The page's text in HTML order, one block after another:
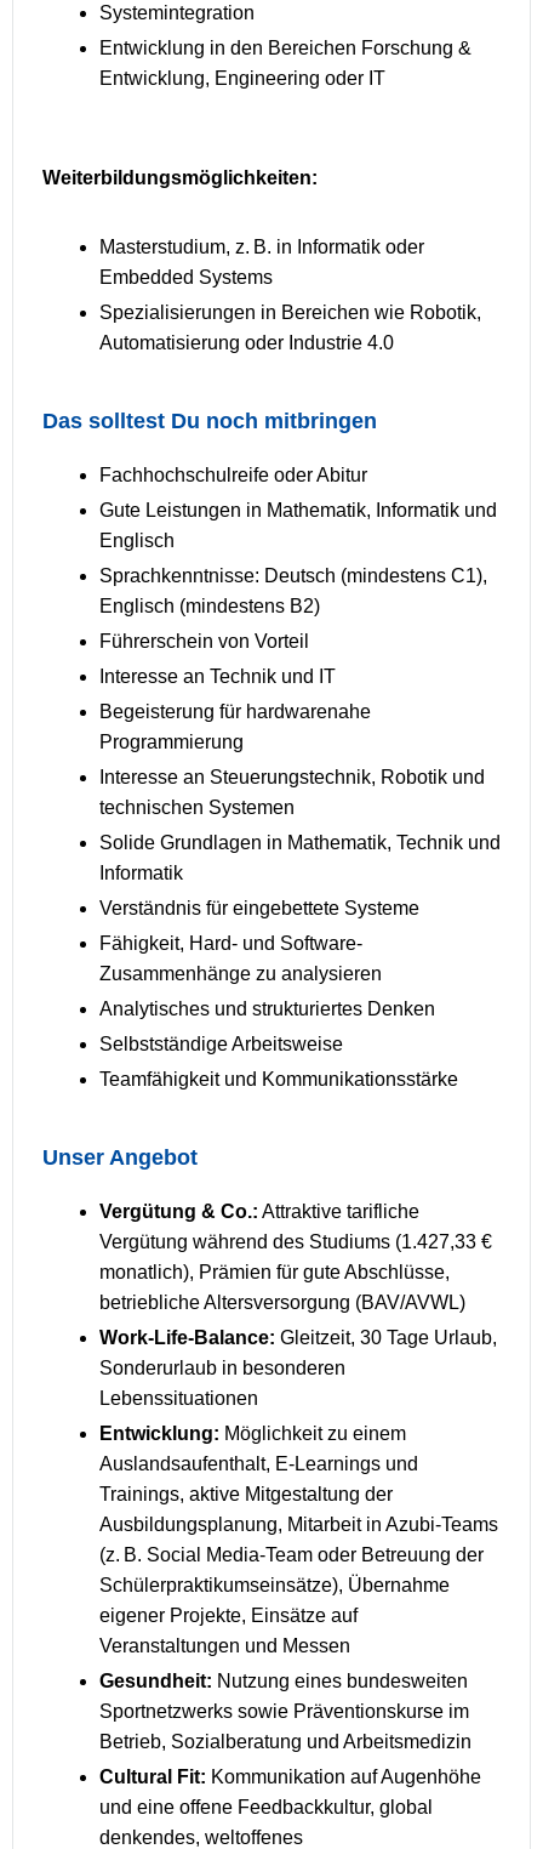
Systemintegration
Entwicklung in den Bereichen Forschung &
Entwicklung, Engineering oder IT
Weiterbildungsmöglichkeiten:
Masterstudium, z. B. in Informatik oder
Embedded Systems
Spezialisierungen in Bereichen wie Robotik,
Automatisierung oder Industrie 4.0
Das solltest Du noch mitbringen
Fachhochschulreife oder Abitur
Gute Leistungen in Mathematik, Informatik und
Englisch
Sprachkenntnisse: Deutsch (mindestens C1),
Englisch (mindestens B2)
Führerschein von Vorteil
Interesse an Technik und IT
Begeisterung für hardwarenahe
Programmierung
Interesse an Steuerungstechnik, Robotik und
technischen Systemen
Solide Grundlagen in Mathematik, Technik und
Informatik
Verständnis für eingebettete Systeme
Fähigkeit, Hard- und Software-
Zusammenhänge zu analysieren
Analytisches und strukturiertes Denken
Selbstständige Arbeitsweise
Teamfähigkeit und Kommunikationsstärke
Unser Angebot
Vergütung & Co.: Attraktive tarifliche
Vergütung während des Studiums (1.427,33 €
monatlich), Prämien für gute Abschlüsse,
betriebliche Altersversorgung (BAV/AVWL)
Work-Life-Balance: Gleitzeit, 30 Tage Urlaub,
Sonderurlaub in besonderen
Lebenssituationen
Entwicklung: Möglichkeit zu einem
Auslandsaufenthalt, E-Learnings und
Trainings, aktive Mitgestaltung der
Ausbildungsplanung, Mitarbeit in Azubi-Teams
(z. B. Social Media-Team oder Betreuung der
Schülerpraktikumseinsätze), Übernahme
eigener Projekte, Einsätze auf
Veranstaltungen und Messen
Gesundheit: Nutzung eines bundesweiten
Sportnetzwerks sowie Präventionskurse im
Betrieb, Sozialberatung und Arbeitsmedizin
Cultural Fit: Kommunikation auf Augenhöhe
und eine offene Feedbackkultur, global
denkendes, weltoffenes